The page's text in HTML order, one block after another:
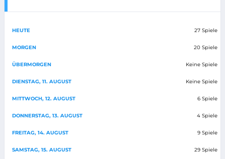
HEUTE 27 Spiele
MORGEN 20 Spiele
ÜBERMORGEN Keine Spiele
DIENSTAG, 11. AUGUST Keine Spiele
MITTWOCH, 12. AUGUST 6 Spiele
DONNERSTAG, 13. AUGUST 4 Spiele
FREITAG, 14. AUGUST 9 Spiele
SAMSTAG, 15. AUGUST 29 Spiele